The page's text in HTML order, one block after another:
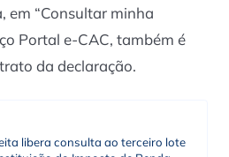
em “Consultar minha
Portal e-CAC, também é
da declaração.
libera consulta ao terceiro lote